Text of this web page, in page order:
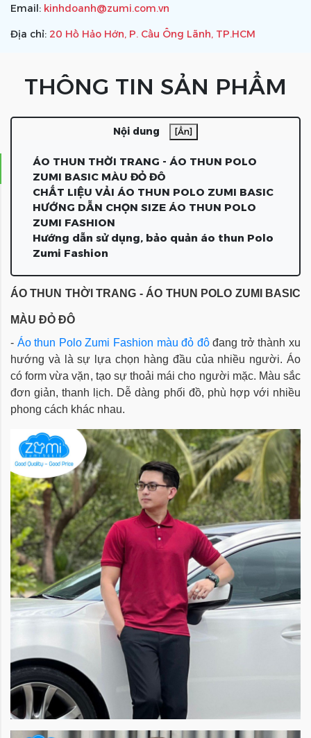
Email: kinhdoanh@zumi.com.vn
Địa chỉ: 20 Hồ Hảo Hớn, P. Cầu Ông Lãnh, TP.HCM
THÔNG TIN SẢN PHẨM
Nội dung [Ẩn]
ÁO THUN THỜI TRANG - ÁO THUN POLO
ZUMI BASIC MÀU ĐỎ ĐÔ
CHẤT LIỆU VẢI ÁO THUN POLO ZUMI BASIC
HƯỚNG DẪN CHỌN SIZE ÁO THUN POLO
ZUMI FASHION
Hướng dẫn sử dụng, bảo quản áo thun Polo
Zumi Fashion
MÀU ĐỎ ĐÔ
- Áo thun Polo Zumi Fashion màu đỏ đô đang trở thành xu
hướng và là sự lựa chọn hàng đầu của nhiều người. Áo
có form vừa vặn, tạo sự thoải mái cho người mặc. Màu sắc
đơn giản, thanh lịch. Dễ dàng phối đồ, phù hợp với nhiều
phong cách khác nhau.